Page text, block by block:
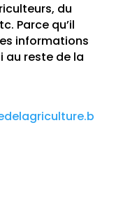
du
Parce qu’il
informations
au reste de la